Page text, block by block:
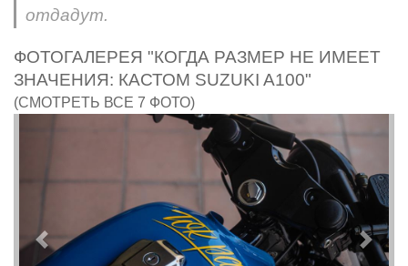
отдадут.
ФОТОГАЛЕРЕЯ "КОГДА РАЗМЕР НЕ ИМЕЕТ
ЗНАЧЕНИЯ: КАСТОМ SUZUKI A100"
(СМОТРЕТЬ ВСЕ 7 ФОТО)
Предыдущий